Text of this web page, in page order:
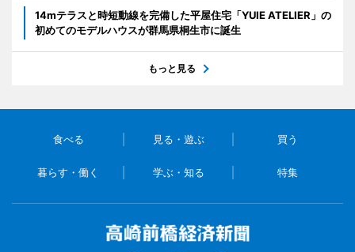
14mテラスと時短動線を完備した平屋住宅「YUIE ATELIER」の
初めてのモデルハウスが群馬県桐生市に誕生
もっと見る
食べる 見る・遊ぶ 買う
暮らす・働く 学ぶ・知る 特集